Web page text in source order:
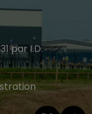
par I.D.